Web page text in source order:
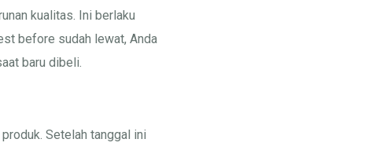
kualitas. Ini berlaku
before sudah lewat, Anda
baru dibeli.
Setelah tanggal ini